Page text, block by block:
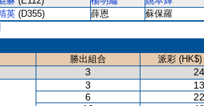
英 (D355) 薛恩
蘇保羅
勝出組合
派彩 (HK$)
3
3
6